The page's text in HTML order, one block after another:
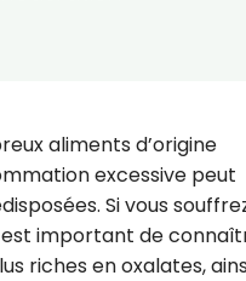
aliments d’origine
excessive peut
Si vous
important de
riches en oxalates,